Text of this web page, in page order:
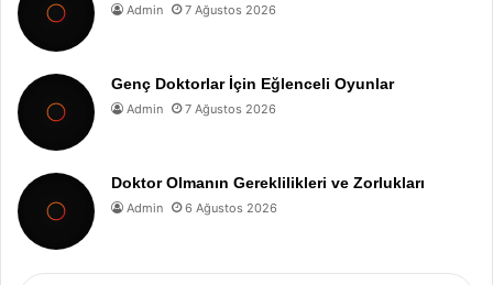
Admin 7 Ağustos 2026
Genç Doktorlar İçin Eğlenceli Oyunlar
Admin 7 Ağustos 2026
Doktor Olmanın Gereklilikleri ve Zorlukları
Admin 6 Ağustos 2026